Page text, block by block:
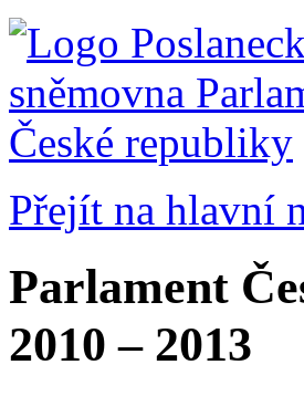
Přejít na hlavní
Parlament
2010 – 2013